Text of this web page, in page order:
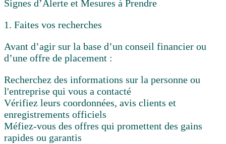
Signes d’Alerte et Mesures à Prendre
1. Faites vos recherches
Avant d’agir sur la base d’un conseil financier ou
d’une offre de placement :
Recherchez des informations sur la personne ou
l'entreprise qui vous a contacté
Vérifiez leurs coordonnées, avis clients et
enregistrements officiels
Méfiez-vous des offres qui promettent des gains
rapides ou garantis